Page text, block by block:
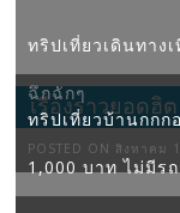
เรื่องราวยอดฮิต
ทริปเที่ยวเดินทาง
ฉึกฉักๆ
POSTED ON สิงหาคม
ทริปเที่ยวบ้านกก
1,000 บาท ไม่มีร